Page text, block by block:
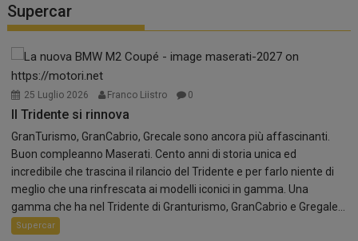
Supercar
25 Luglio 2026 Franco Liistro 0
Il Tridente si rinnova
GranTurismo, GranCabrio, Grecale sono ancora più affascinanti.
Buon compleanno Maserati. Cento anni di storia unica ed
incredibile che trascina il rilancio del Tridente e per farlo niente di
meglio che una rinfrescata ai modelli iconici in gamma. Una
gamma che ha nel Tridente di Granturismo, GranCabrio e Gregale...
Supercar